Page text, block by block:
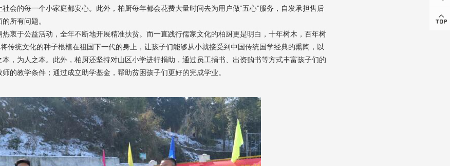
社会的每一个小家庭都安心。此外，柏厨每年都会花费大量时间去为用户做“五心”服务，自发承担售后
所有问题。
衷于公益活动，全年不断地开展精准扶贫。而一直践行儒家文化的柏厨更是明白，十年树木，百年树
传统文化的种子根植在祖国下一代的身上，让孩子们能够从小就接受到中国传统国学经典的熏陶，以
，为人之本。此外，柏厨还坚持对山区小学进行捐助，通过员工捐书、出资购书等方式丰富孩子们的
的教学条件；通过成立助学基金，帮助贫困孩子们更好的完成学业。